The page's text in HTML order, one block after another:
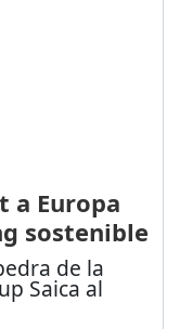
a Europa
sostenible
de la
Saica al